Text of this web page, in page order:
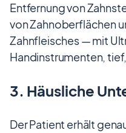
Entfernung von
von Zahnoberflächen
Zahnfleisches — mit
Handinstrumenten,
3. Häusliche
Der Patient erhält